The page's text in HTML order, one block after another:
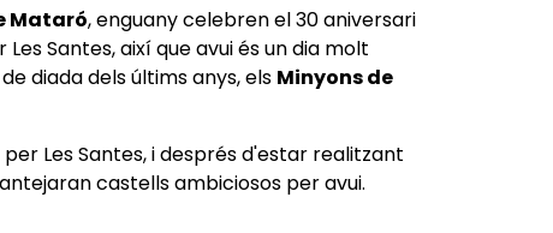
Mataró, enguany celebren el 30 aniversari
Santes, així que avui és un dia molt
diada dels últims anys, els Minyons de
Les Santes, i després d'estar realitzant
castells ambiciosos per avui.